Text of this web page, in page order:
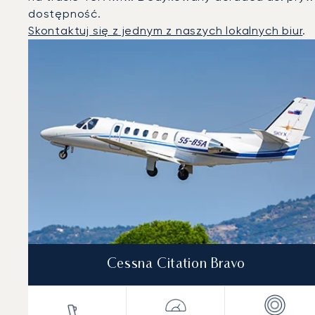
dostępność.
Skontaktuj się z jednym z naszych lokalnych biur.
Cessna Citation Bravo